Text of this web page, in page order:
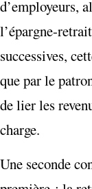
d’employeurs,
l’épargne-
successives,
que par le
de lier les
charge.
Une seconde